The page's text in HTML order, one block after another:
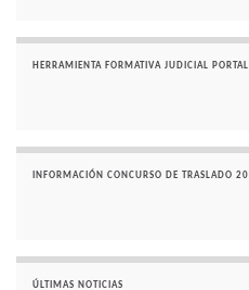
HERRAMIENTA FORMATIVA JUDICIAL
INFORMACIÓN CONCURSO DE TRASLADO
ÚLTIMAS NOTICIAS